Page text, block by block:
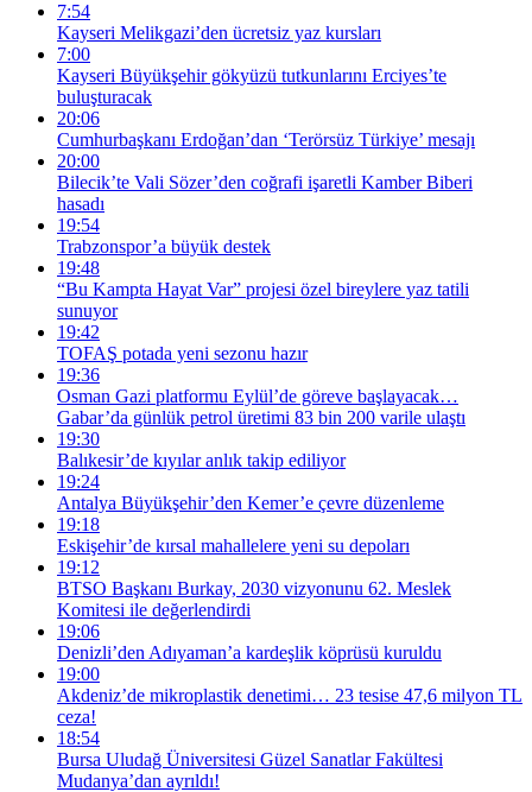
7:54
Kayseri Melikgazi’den ücretsiz yaz kursları
7:00
Kayseri Büyükşehir gökyüzü tutkunlarını Erciyes’te
buluşturacak
20:06
Cumhurbaşkanı Erdoğan’dan ‘Terörsüz Türkiye’ mesajı
20:00
Bilecik’te Vali Sözer’den coğrafi işaretli Kamber Biberi
hasadı
19:54
Trabzonspor’a büyük destek
19:48
“Bu Kampta Hayat Var” projesi özel bireylere yaz tatili
sunuyor
19:42
TOFAŞ potada yeni sezonu hazır
19:36
Osman Gazi platformu Eylül’de göreve başlayacak…
Gabar’da günlük petrol üretimi 83 bin 200 varile ulaştı
19:30
Balıkesir’de kıyılar anlık takip ediliyor
19:24
Antalya Büyükşehir’den Kemer’e çevre düzenleme
19:18
Eskişehir’de kırsal mahallelere yeni su depoları
19:12
BTSO Başkanı Burkay, 2030 vizyonunu 62. Meslek
Komitesi ile değerlendirdi
19:06
Denizli’den Adıyaman’a kardeşlik köprüsü kuruldu
19:00
Akdeniz’de mikroplastik denetimi… 23 tesise 47,6 milyon TL
ceza!
18:54
Bursa Uludağ Üniversitesi Güzel Sanatlar Fakültesi
Mudanya’dan ayrıldı!